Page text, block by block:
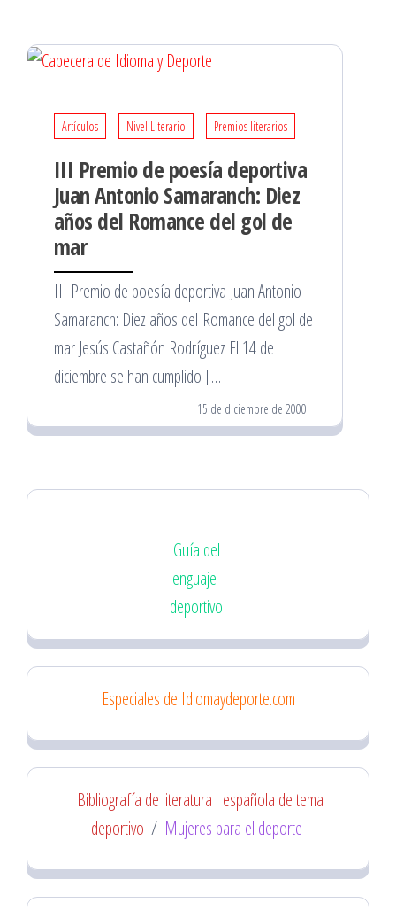
Artículos Nivel Literario Premios literarios
III Premio de poesía deportiva
Juan Antonio Samaranch: Diez
años del Romance del gol de
mar
III Premio de poesía deportiva Juan Antonio
Samaranch: Diez años del Romance del gol de
mar Jesús Castañón Rodríguez El 14 de
diciembre se han cumplido […]
15 de diciembre de 2000
Guía del
lenguaje
deportivo
Especiales de Idiomaydeporte.com
Bibliografía de literatura española de tema
deportivo / Mujeres para el deporte